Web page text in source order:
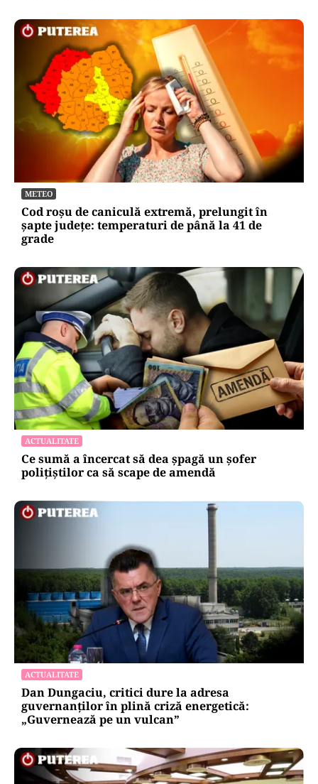
METEO
Cod roșu de caniculă extremă, prelungit în
șapte județe: temperaturi de până la 41 de
grade
ACTUALITATE
Ce sumă a încercat să dea șpagă un șofer
polițiștilor ca să scape de amendă
ACTUALITATE
Dan Dungaciu, critici dure la adresa
guvernanților în plină criză energetică:
„Guvernează pe un vulcan”